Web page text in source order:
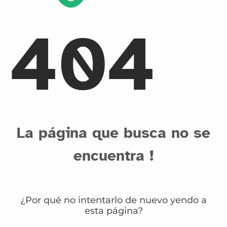
404
La página que busca no se
encuentra !
¿Por qué no intentarlo de nuevo yendo a
esta página?